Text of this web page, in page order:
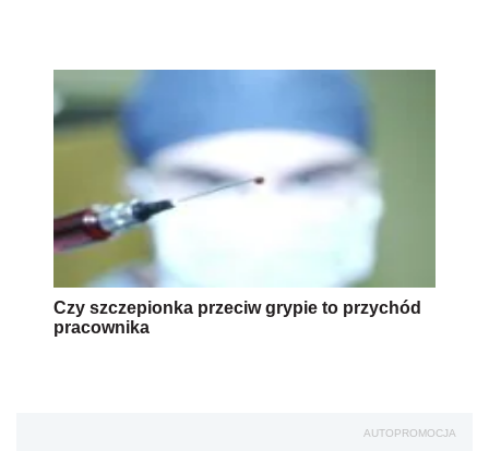
Czy szczepionka przeciw grypie to przychód
pracownika
AUTOPROMOCJA